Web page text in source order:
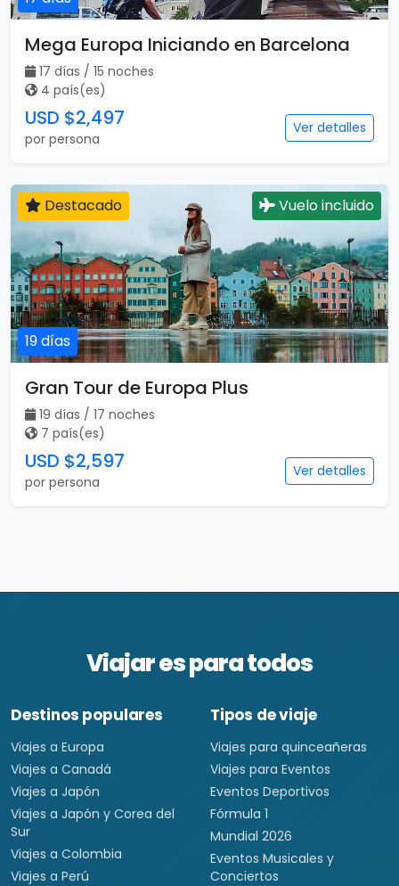
Mega Europa Iniciando en Barcelona
17 días / 15 noches
4 país(es)
USD $2,497
por persona
Ver detalles
19 días
Destacado Vuelo incluido
Gran Tour de Europa Plus
19 días / 17 noches
7 país(es)
USD $2,597
por persona
Ver detalles
Viajar es para todos
Destinos populares
Viajes a Europa
Viajes a Canadá
Viajes a Japón
Viajes a Japón y Corea del
Sur
Viajes a Colombia
Viajes a Perú
Tipos de viaje
Viajes para quinceañeras
Viajes para Eventos
Eventos Deportivos
Fórmula 1
Mundial 2026
Eventos Musicales y
Conciertos